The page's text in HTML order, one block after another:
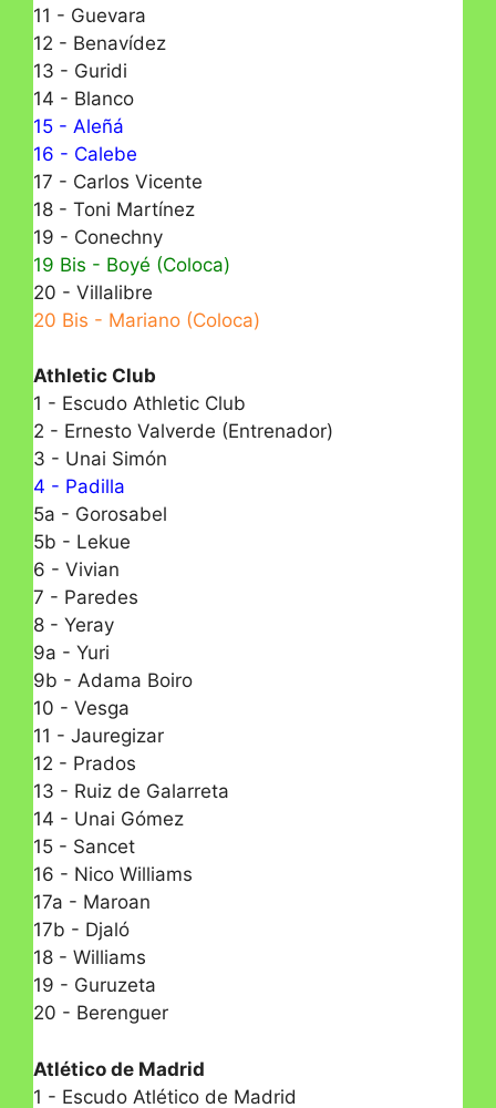
11 - Guevara
12 - Benavídez
13 - Guridi
14 - Blanco
15 - Aleñá
16 - Calebe
17 - Carlos Vicente
18 - Toni Martínez
19 - Conechny
19 Bis - Boyé (Coloca)
20 - Villalibre
20 Bis - Mariano (Coloca)
Athletic Club
1 - Escudo Athletic Club
2 - Ernesto Valverde (Entrenador)
3 - Unai Simón
4 - Padilla
5a - Gorosabel
5b - Lekue
6 - Vivian
7 - Paredes
8 - Yeray
9a - Yuri
9b - Adama Boiro
10 - Vesga
11 - Jauregizar
12 - Prados
13 - Ruiz de Galarreta
14 - Unai Gómez
15 - Sancet
16 - Nico Williams
17a - Maroan
17b - Djaló
18 - Williams
19 - Guruzeta
20 - Berenguer
Atlético de Madrid
1 - Escudo Atlético de Madrid